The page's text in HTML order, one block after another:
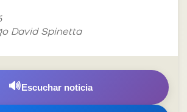
David Spinetta
🔊Escuchar noticia